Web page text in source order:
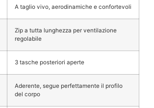
A taglio vivo, aerodinamiche e confortevoli
Zip a tutta lunghezza per ventilazione
regolabile
3 tasche posteriori aperte
Aderente, segue perfettamente il profilo
del corpo